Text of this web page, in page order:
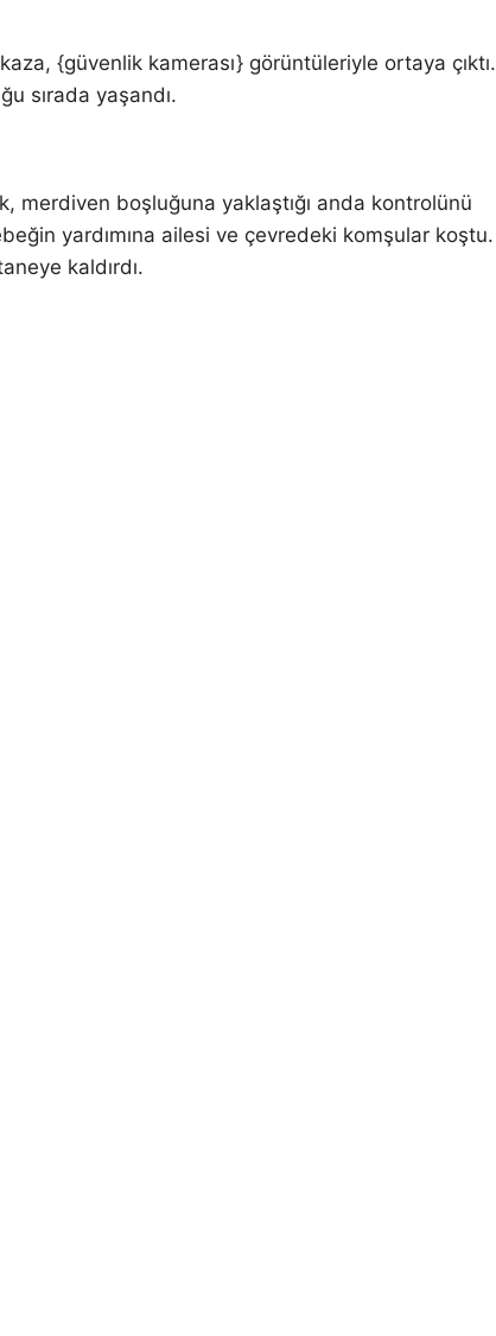
{güvenlik kamerası} görüntüleriyle ortaya çıktı.
sırada yaşandı.
merdiven boşluğuna yaklaştığı anda kontrolünü
yardımına ailesi ve çevredeki komşular koştu.
kaldırdı.